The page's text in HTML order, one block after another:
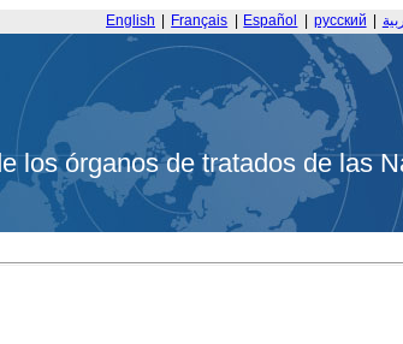
English Français Español русский
los órganos de tratados de las